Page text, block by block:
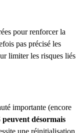
pour renforcer la
pas précisé les
limiter les risques liés
importante (encore
désormais